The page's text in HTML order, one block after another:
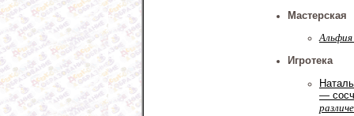
Мастерская
Игротека
—